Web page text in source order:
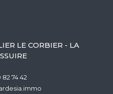
LE CORBIER - LA
74 42